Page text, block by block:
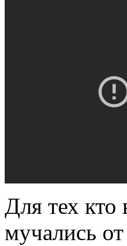
Для тех кто
мучались